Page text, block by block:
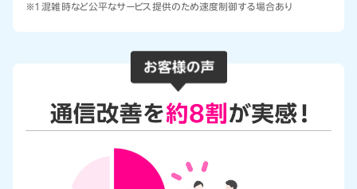
※1 混雑時など公平なサービス提供のため速度制御する場合あり